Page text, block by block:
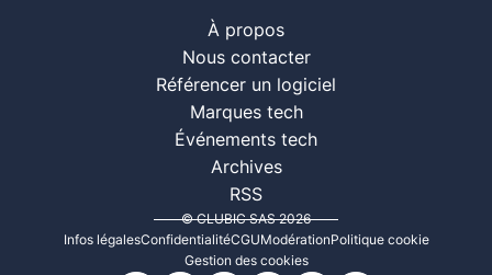
À propos
Nous contacter
Référencer un logiciel
Marques tech
Événements tech
Archives
RSS
© CLUBIC SAS 2026
Infos légalesConfidentialitéCGUModérationPolitique cookie
Gestion des cookies